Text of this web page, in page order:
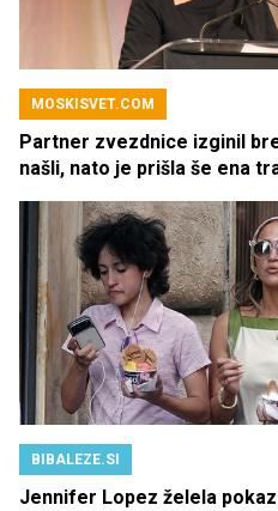
MOSKISVET.COM
Partner zvezdnice izginil
našli, nato je prišla še ena
BIBALEZE.SI
Jennifer Lopez želela